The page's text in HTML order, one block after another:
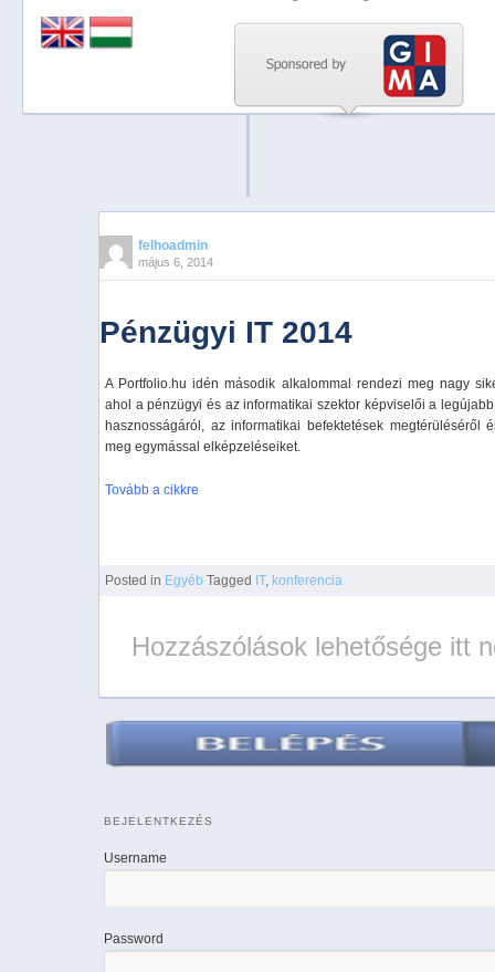
felhoadmin
május 6, 2014
Pénzügyi IT 2014
A Portfolio.hu idén második alkalommal rendezi meg nagy
ahol a pénzügyi és az informatikai szektor képviselői a
hasznosságáról, az informatikai befektetések megtérüléséről
meg egymással elképzeléseiket.
Tovább a cikkre
Posted in Egyéb Tagged IT, konferencia
Hozzászólások lehetősége itt
BEJELENTKEZÉS
Username
Password